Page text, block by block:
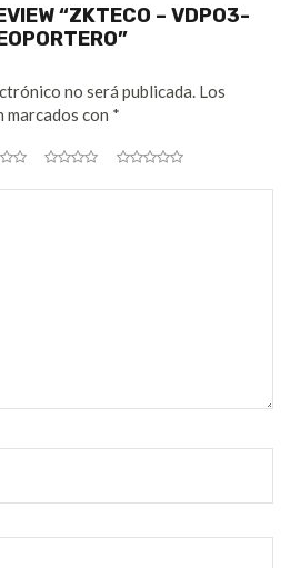
“ZKTECO – VDPO3-
no será publicada. Los
con *